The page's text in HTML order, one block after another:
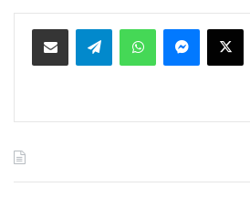
فیس بوک پیام رسان واتس آپ